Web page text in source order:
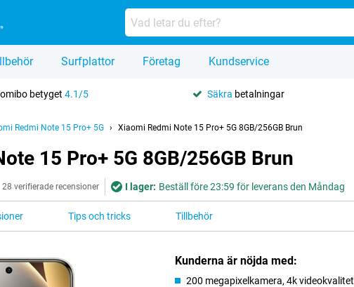
Surfplattor Företag Kundservice
betyget 4.1/5 Säkra betalningar
Redmi Note 15 Pro+ 5G Xiaomi Redmi Note 15 Pro+ 5G 8GB/256GB Brun
15 Pro+ 5G 8GB/256GB Brun
28 verifierade recensioner I lager: Beställ före 23:59 för leverans den Måndag
Tips och tricks Tillbehör
Kunderna är nöjda med:
200 megapixelkamera, 4k videokvalitet